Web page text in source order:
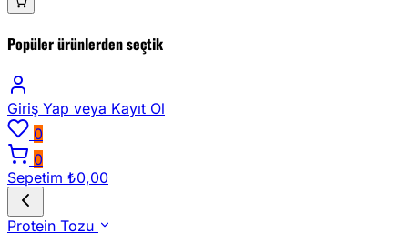
Popüler ürünlerden seçtik
Giriş Yap veya Kayıt Ol
0
0
Sepetim ₺0,00
Protein Tozu